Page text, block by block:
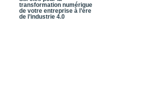
La préparation à
transformation numérique
de votre entreprise à l’ère
de l’industrie 4.0